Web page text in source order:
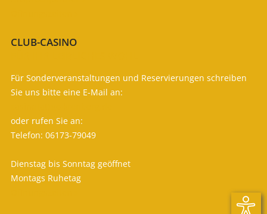
CLUB-CASINO
Für Sonderveranstaltungen und Reservierungen schreiben
Sie uns bitte eine E-Mail an:
oder rufen Sie an:
Telefon: 06173-79049
Dienstag bis Sonntag geöffnet
Montags Ruhetag